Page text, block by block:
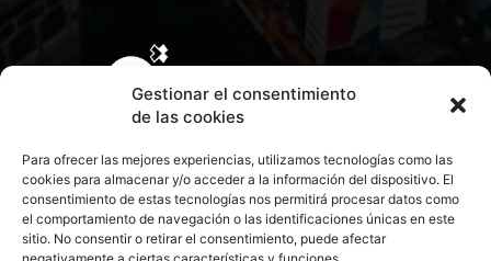
Gestionar el consentimiento
de las cookies
Para ofrecer las mejores experiencias, utilizamos tecnologías como las
cookies para almacenar y/o acceder a la información del dispositivo. El
consentimiento de estas tecnologías nos permitirá procesar datos como
el comportamiento de navegación o las identificaciones únicas en este
sitio. No consentir o retirar el consentimiento, puede afectar